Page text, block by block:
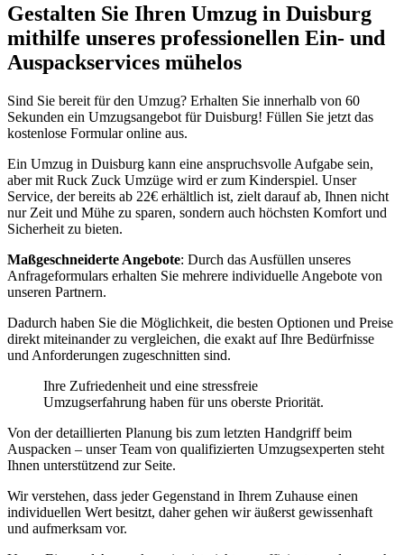
Gestalten Sie Ihren Umzug in Duisburg
mithilfe unseres professionellen Ein- und
Auspackservices mühelos
Sind Sie bereit für den Umzug? Erhalten Sie innerhalb von 60
Sekunden ein Umzugsangebot für Duisburg! Füllen Sie jetzt das
kostenlose Formular online aus.
Ein Umzug in Duisburg kann eine anspruchsvolle Aufgabe sein,
aber mit Ruck Zuck Umzüge wird er zum Kinderspiel. Unser
Service, der bereits ab 22€ erhältlich ist, zielt darauf ab, Ihnen nicht
nur Zeit und Mühe zu sparen, sondern auch höchsten Komfort und
Sicherheit zu bieten.
Maßgeschneiderte Angebote: Durch das Ausfüllen unseres
Anfrageformulars erhalten Sie mehrere individuelle Angebote von
unseren Partnern.
Dadurch haben Sie die Möglichkeit, die besten Optionen und Preise
direkt miteinander zu vergleichen, die exakt auf Ihre Bedürfnisse
und Anforderungen zugeschnitten sind.
Ihre Zufriedenheit und eine stressfreie
Umzugserfahrung haben für uns oberste Priorität.
Von der detaillierten Planung bis zum letzten Handgriff beim
Auspacken – unser Team von qualifizierten Umzugsexperten steht
Ihnen unterstützend zur Seite.
Wir verstehen, dass jeder Gegenstand in Ihrem Zuhause einen
individuellen Wert besitzt, daher gehen wir äußerst gewissenhaft
und aufmerksam vor.